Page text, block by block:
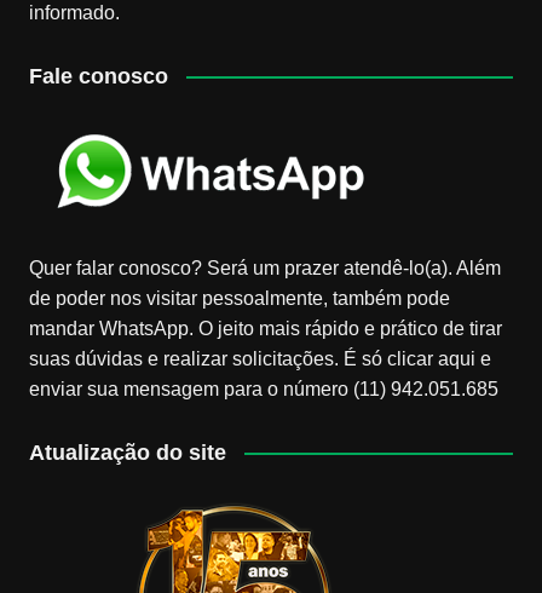
informado.
Fale conosco
Quer falar conosco? Será um prazer atendê-lo(a). Além
de poder nos visitar pessoalmente, também pode
mandar WhatsApp. O jeito mais rápido e prático de tirar
suas dúvidas e realizar solicitações. É só clicar aqui e
enviar sua mensagem para o número (11) 942.051.685
Atualização do site